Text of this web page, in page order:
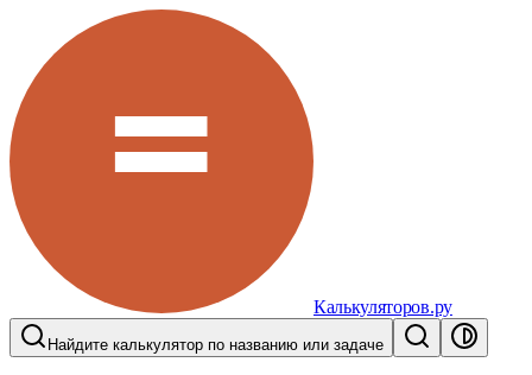
Калькуляторов.ру
Найдите калькулятор по названию или задаче